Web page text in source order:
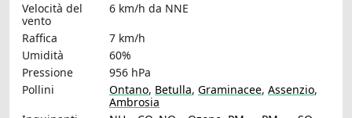
Velocità del
vento
6 km/h da NNE
Raffica
7 km/h
Umidità
60%
Pressione
956 hPa
Pollini
Ontano, Betulla, Graminacee, Assenzio,
Ambrosia